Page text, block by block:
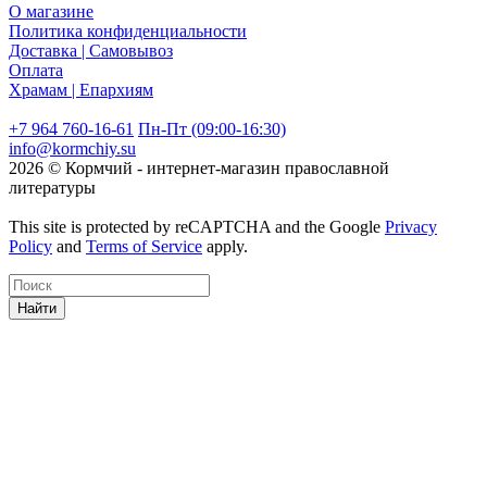
О магазине
Политика конфиденциальности
Доставка | Самовывоз
Оплата
Храмам | Епархиям
+7 964 760-16-61 Пн-Пт (09:00-16:30)
info@kormchiy.su
2026 © Кормчий - интернет-магазин православной
литературы
This site is protected by reCAPTCHA and the Google Privacy
Policy and Terms of Service apply.
Найти